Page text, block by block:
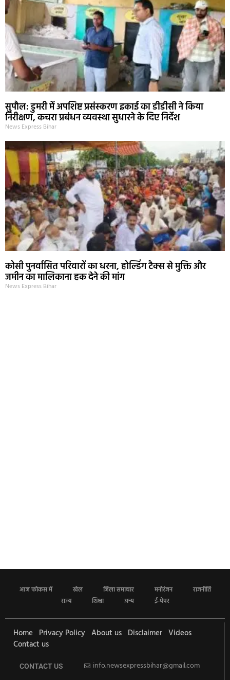
सुपौल: डुमरी में अपशिष्ट प्रसंस्करण इकाई का डीडीसी ने किया
निरीक्षण, कचरा प्रबंधन व्यवस्था सुधारने के दिए निर्देश
News Express Bihar
कोसी पुनर्वासित परिवारों का धरना, होल्डिंग टैक्स से मुक्ति और
जमीन का मालिकाना हक देने की मांग
News Express Bihar
आज फोकस में खेल जिला समाचार मनोरंजन
राजनीति
राज्य
शिक्षा अन्य ई-पेपर
Home Privacy Policy About us Disclaimer Videos
Contact us
CONTACT US info.newsexpressbihar@gmail.com